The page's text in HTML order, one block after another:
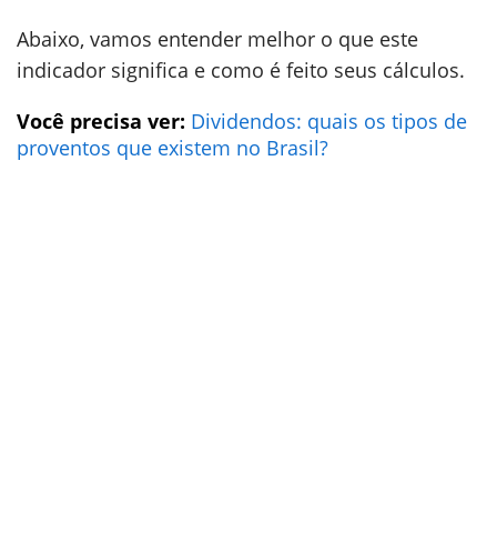
Abaixo, vamos entender melhor o que este
indicador significa e como é feito seus cálculos.
Você precisa ver: Dividendos: quais os tipos de
proventos que existem no Brasil?